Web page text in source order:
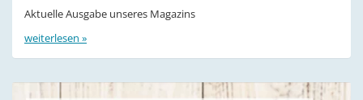
Aktuelle Ausgabe unseres Magazins
weiterlesen »